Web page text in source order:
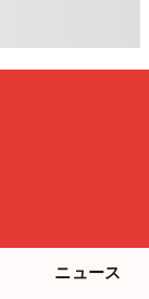
ニュース